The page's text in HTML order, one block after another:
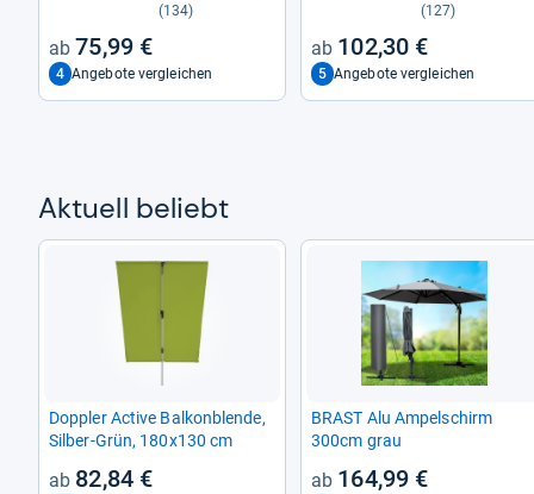
(134)
75,99 €
4 Angebote vergleichen
(127)
102,30 €
5 Angebote vergleichen
Aktu­ell beliebt
Dopp­ler Active Bal­kon­blende,
Sil­ber-​Grün, 180x130 cm
82,84 €
BRAST Alu Ampel­schirm
300cm grau
164,99 €